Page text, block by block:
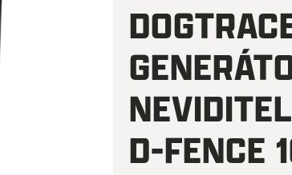
je
0,0
z
D-FENCE